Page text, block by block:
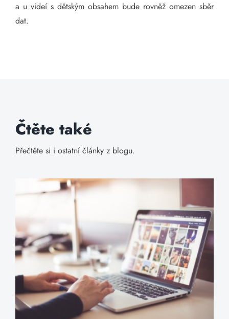
a u videí s dětským obsahem bude rovněž omezen sběr
dat.
Čtěte také
Přečtěte si i ostatní články z blogu.